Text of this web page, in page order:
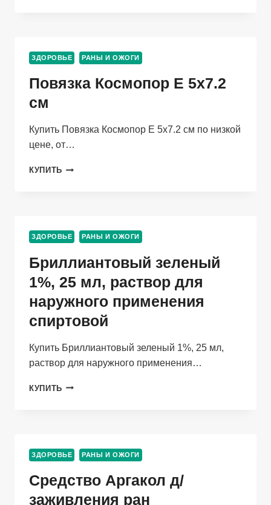
ОКТЕНИДИНОМ,
150
ЗДОРОВЬЕ РАНЫ И ОЖОГИ
Повязка Космопор Е 5х7.2
см
Купить Повязка Космопор Е 5х7.2 см по низкой
цене, от…
КУПИТЬ ПОВЯЗКА
ЗДОРОВЬЕ РАНЫ И ОЖОГИ
Бриллиантовый зеленый
1%, 25 мл, раствор для
наружного применения
спиртовой
Купить Бриллиантовый зеленый 1%, 25 мл,
раствор для наружного применения…
КУПИТЬ БРИЛЛИАНТОВЫЙ
ДЛЯ
ПРИМЕНЕНИЯ
СПИРТОВОЙ
ЗДОРОВЬЕ РАНЫ И ОЖОГИ
Средство Аргакол д/
заживления ран